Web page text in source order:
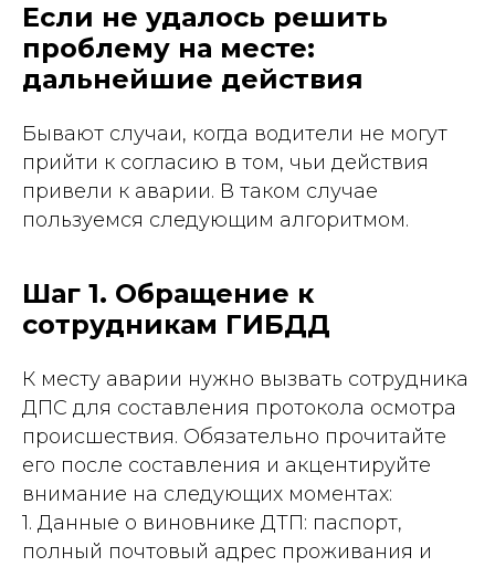
Если не удалось решить
проблему на месте:
дальнейшие действия
Бывают случаи, когда водители не могут
прийти к согласию в том, чьи действия
привели к аварии. В таком случае
пользуемся следующим алгоритмом.
Шаг 1. Обращение к
сотрудникам ГИБДД
К месту аварии нужно вызвать сотрудника
ДПС для составления протокола осмотра
происшествия. Обязательно прочитайте
его после составления и акцентируйте
внимание на следующих моментах:
1. Данные о виновнике ДТП: паспорт,
полный почтовый адрес проживания и